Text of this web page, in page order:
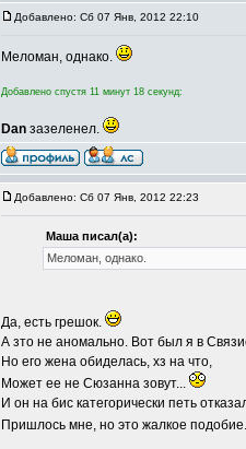
Добавлено: Сб 07 Янв, 2012 22:10
Меломан, однако.
Добавлено спустя 11 минут 18 секунд:
Dan зазеленел.
Добавлено: Сб 07 Янв, 2012 22:23
Маша писал(а):
Меломан, однако.
Да, есть грешок.
А зто не аномально. Вот был я в
Но его жена обиделась, хз на что,
Может ее не Сюзанна зовут...
И он на бис категорически петь
Пришлось мне, но это жалкое